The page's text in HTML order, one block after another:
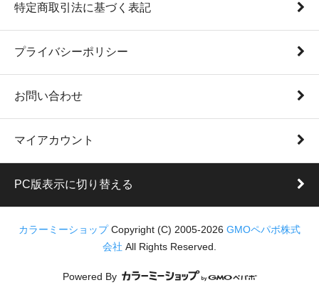
特定商取引法に基づく表記
プライバシーポリシー
お問い合わせ
マイアカウント
PC版表示に切り替える
カラーミーショップ Copyright (C) 2005-2026 GMOペパボ株式
会社 All Rights Reserved.
Powered By